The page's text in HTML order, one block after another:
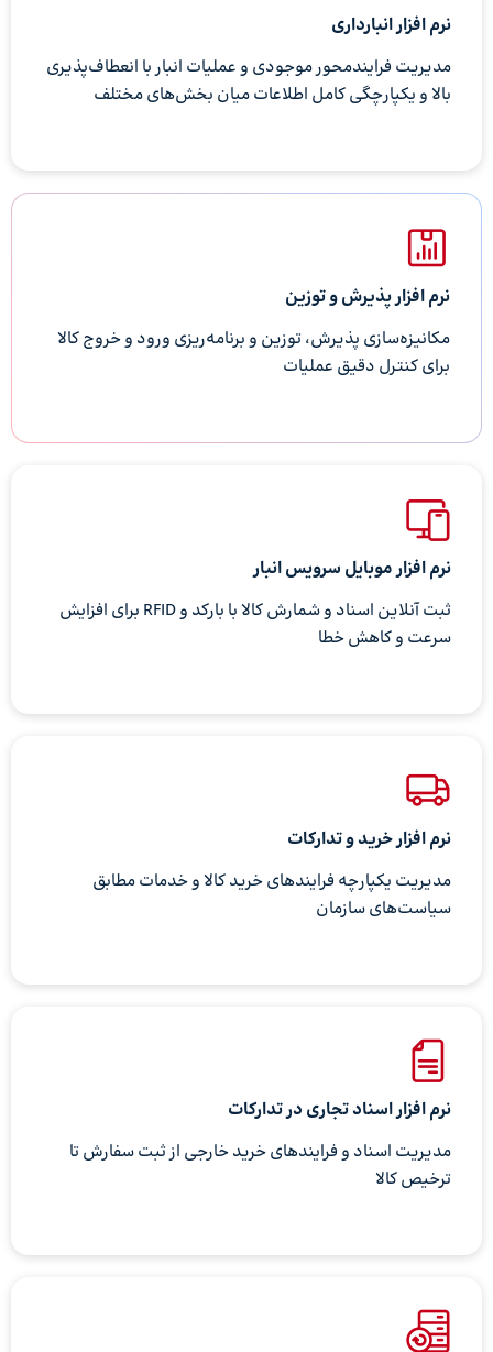
نرم افزار انبارداری
مدیریت فرایندمحور موجودی و عملیات انبار با انعطاف‌پذیری
بالا و یکپارچگی کامل اطلاعات میان بخش‌های مختلف
نرم افزار پذیرش و توزین
مکانیزه‌سازی پذیرش، توزین و برنامه‌ریزی ورود و خروج کالا
برای کنترل دقیق عملیات
نرم افزار موبایل سرویس انبار
ثبت آنلاین اسناد و شمارش کالا با بارکد و RFID برای افزایش
سرعت و کاهش خطا
نرم‌ افزار خرید و تدارکات
مدیریت یکپارچه فرایندهای خرید کالا و خدمات مطابق
سیاست‌های سازمان
نرم افزار اسناد تجاری در تدارکات
مدیریت اسناد و فرایندهای خرید خارجی از ثبت سفارش تا
ترخیص کالا